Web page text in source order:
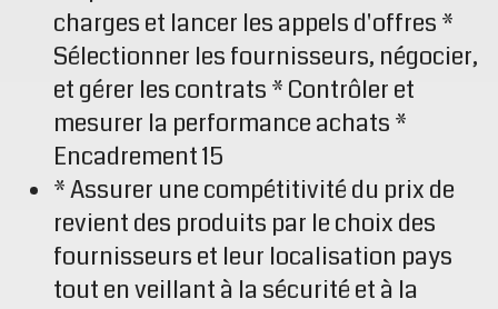
charges et lancer les appels d'offres *
Sélectionner les fournisseurs, négocier,
et gérer les contrats * Contrôler et
mesurer la performance achats *
Encadrement 15
* Assurer une compétitivité du prix de
revient des produits par le choix des
fournisseurs et leur localisation pays
tout en veillant à la sécurité et à la